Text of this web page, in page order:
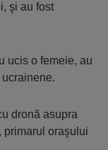
şi au fost
ucis o femeie, au
dronă asupra
primarul oraşului